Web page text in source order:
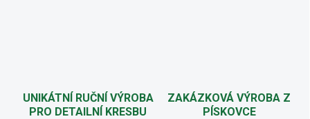
UNIKÁTNÍ RUČNÍ VÝROBA
PRO DETAILNÍ KRESBU
ZAKÁZKOVÁ VÝROBA Z
PÍSKOVCE